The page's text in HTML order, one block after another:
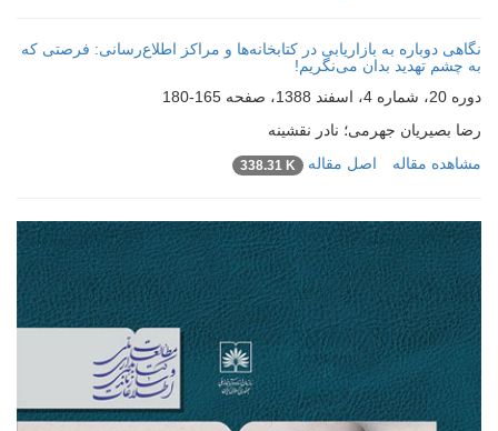
نگاهی دوباره به بازاریابی در کتابخانه‌ها و مراکز اطلاع‌رسانی: فرصتی که
به چشم تهدید بدان می‌نگریم!
دوره 20، شماره 4، اسفند 1388، صفحه
165-180
رضا بصیریان جهرمی؛ نادر نقشینه
مشاهده مقاله
اصل مقاله 338.31 K